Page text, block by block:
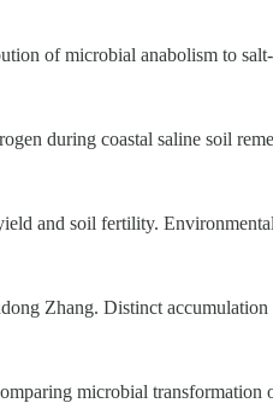
of microbial anabolism to
during coastal saline soil
and soil fertility.
Zhang. Distinct accumulation
microbial transformation